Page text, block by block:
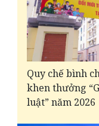
Quy chế bình
khen thưởng
luật” năm 2026